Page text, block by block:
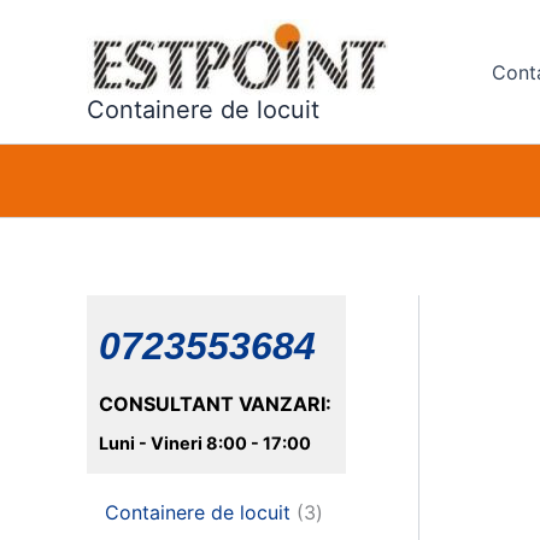
Containere de locuit
0723553684
CONSULTANT VANZARI:
Luni - Vineri 8:00 - 17:00
Containere de locuit 33